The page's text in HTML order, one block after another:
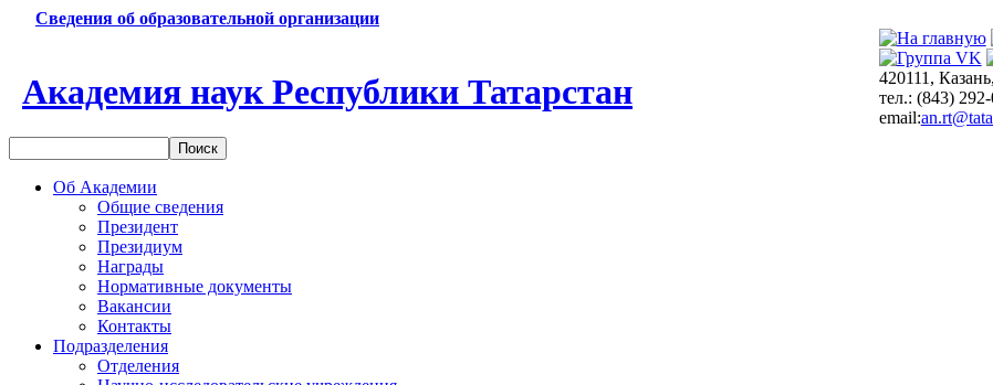
Сведения об образовательной организации
Академия наук Республики Татарстан
420111,
тел.: (843)
email:
Об Академии
Общие сведения
Президент
Президиум
Награды
Нормативные документы
Вакансии
Контакты
Подразделения
Отделения